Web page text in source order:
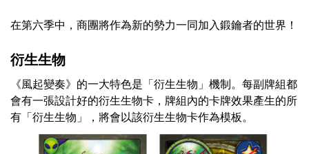
在第六季中，商團將作為新的勢力一同加入鍛鑰者的世界！
衍生生物
《風起變奏》的一大特色是「衍生生物」機制。每副牌組都
會有一張設計好的衍生生物卡，牌組內的卡牌效果產生的所
有「衍生生物」，將會以該衍生生物卡作為模板。